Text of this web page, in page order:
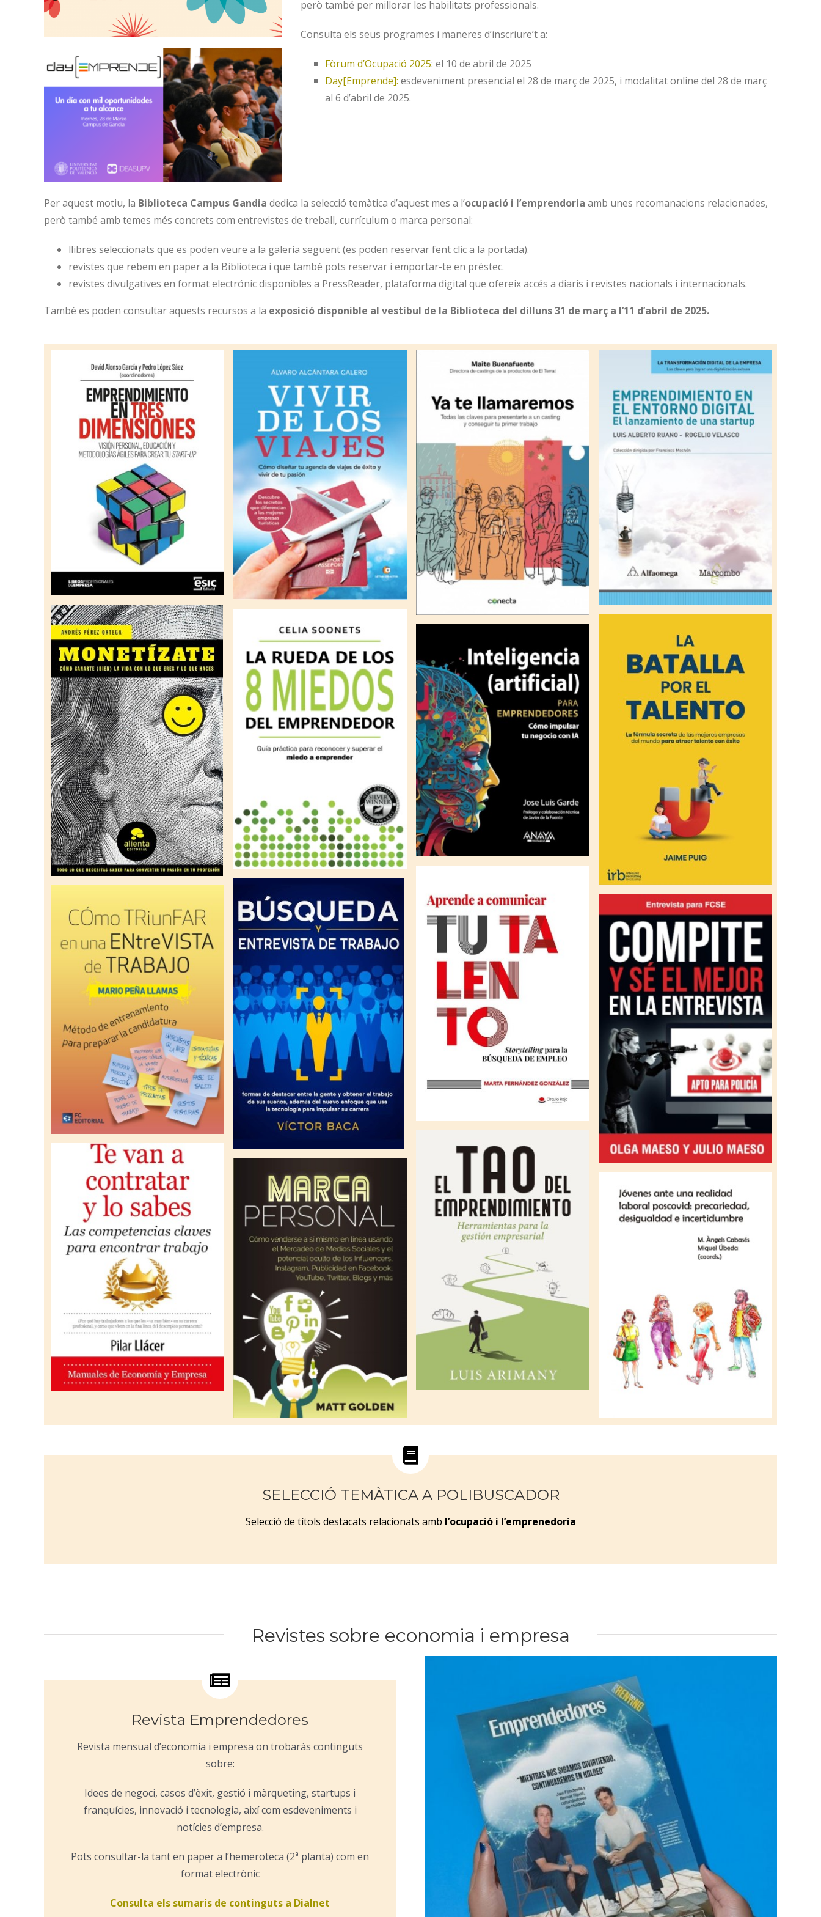
però també per millorar les habilitats professionals.
Consulta els seus programes i maneres d’inscriure’t a:
Fòrum d’Ocupació 2025: el 10 de abril de 2025
Day[Emprende]: esdeveniment presencial el 28 de març de 2025, i modalitat online del 28 de març
al 6 d’abril de 2025.
Per aquest motiu, la Biblioteca Campus Gandia dedica la selecció temàtica d’aquest mes a l’ocupació i l’emprendoria amb unes recomanacions relacionades,
però també amb temes més concrets com entrevistes de treball, currículum o marca personal:
llibres seleccionats que es poden veure a la galería següent (es poden reservar fent clic a la portada).
revistes que rebem en paper a la Biblioteca i que també pots reservar i emportar-te en préstec.
revistes divulgatives en format electrónic disponibles a PressReader, plataforma digital que ofereix accés a diaris i revistes nacionals i internacionals.
També es poden consultar aquests recursos a la exposició disponible al vestíbul de la Biblioteca del dilluns 31 de març a l’11 d’abril de 2025.
SELECCIÓ TEMÀTICA A POLIBUSCADOR
Selecció de títols destacats relacionats amb l’ocupació i l’emprenedoria
Revistes sobre economia i empresa
Revista Emprendedores
Revista mensual d’economia i empresa on trobaràs continguts
sobre:
Idees de negoci, casos d’èxit, gestió i màrqueting, startups i
franquícies, innovació i tecnologia, així com esdeveniments i
notícies d’empresa.
Pots consultar-la tant en paper a l’hemeroteca (2ª planta) com en
format electrònic
Consulta els sumaris de continguts a Dialnet